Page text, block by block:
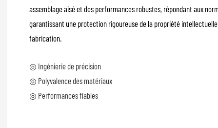
assemblage aisé et des performances robustes, répondant aux
garantissant une protection rigoureuse de la propriété
fabrication.
◎ Ingénierie de précision
◎ Polyvalence des matériaux
◎ Performances fiables